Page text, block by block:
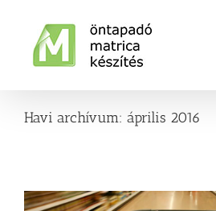
Havi archívum: április 2016